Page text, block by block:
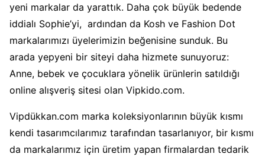
yeni markalar da yarattık. Daha çok büyük bedende
iddialı Sophie’yi, ardından da Kosh ve Fashion Dot
markalarımızı üyelerimizin beğenisine sunduk. Bu
arada yepyeni bir siteyi daha hizmete sunuyoruz:
Anne, bebek ve çocuklara yönelik ürünlerin satıldığı
online alışveriş sitesi olan Vipkido.com.
Vipdükkan.com marka koleksiyonlarının büyük kısmı
kendi tasarımcılarımız tarafından tasarlanıyor, bir kısmı
da markalarımız için üretim yapan firmalardan tedarik